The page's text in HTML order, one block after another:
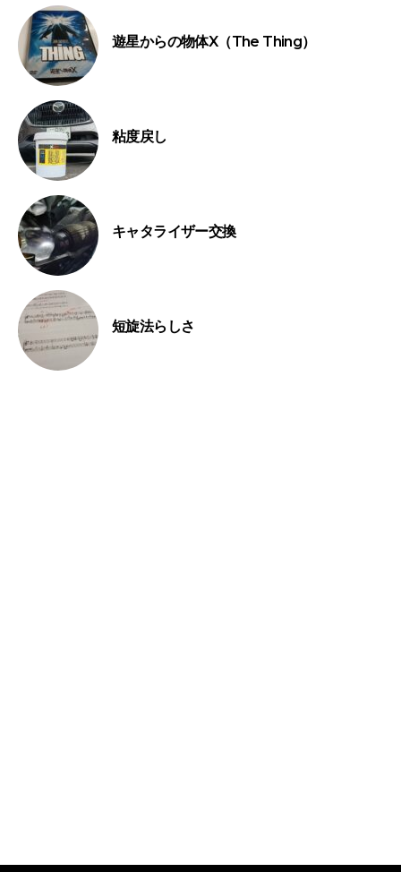
遊星からの物体X（The Thing）
粘度戻し
キャタライザー交換
短旋法らしさ